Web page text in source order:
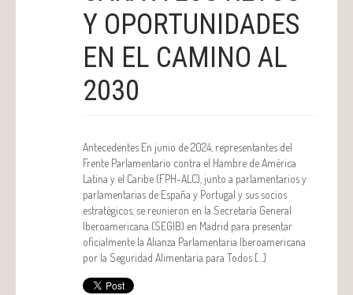
Y OPORTUNIDADES
EN EL CAMINO AL
2030
Antecedentes En junio de 2024, representantes del
Frente Parlamentario contra el Hambre de América
Latina y el Caribe (FPH-ALC), junto a parlamentarios y
parlamentarias de España y Portugal y sus socios
estratégicos, se reunieron en la Secretaría General
Iberoamericana (SEGIB) en Madrid para presentar
oficialmente la Alianza Parlamentaria Iberoamericana
por la Seguridad Alimentaria para Todos […]